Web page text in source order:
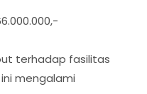
terhadap fasilitas
mengalami